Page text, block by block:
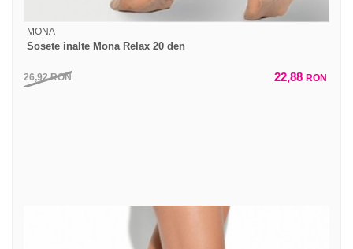
MONA
Sosete inalte Mona Relax 20 den
26,92RON 22,88 RON